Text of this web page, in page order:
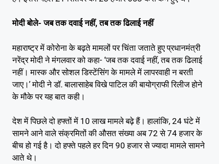
मोदी बोले- जब तक दवाई नहीं, तब तक ढिलाई नहीं
महाराष्ट्र में कोरोना के बढ़ते मामलों पर चिंता जताते हुए प्रधानमंत्री
नरेंद्र मोदी ने मंगलवार को कहा- ‘जब तक दवाई नहीं, तब तक ढिलाई
नहीं। मास्क और सोशल डिस्टेंसिंग के मामले में लापरवाही न बरती
जाए।’ मोदी ने डॉ. बालासाहेब विखे पाटिल की बायोग्राफी रिलीज होने
के मौके पर यह बात कही।
देश में पिछले दो हफ्तों में 10 लाख मामले बढ़े हैं। हालांकि, 24 घंटे में
सामने आने वाले संक्रमितों की औसत संख्या अब 72 से 74 हजार के
बीच हो गई है। दो हफ्ते पहले हर दिन 90 हजार से ज्यादा मामले सामने
आते थे।